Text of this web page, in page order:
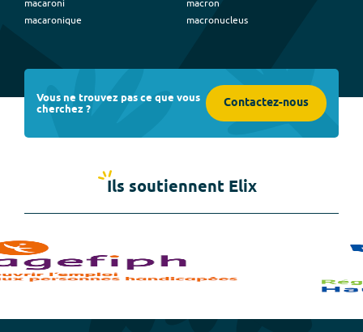
macaroni
macaronique
macron
macronucleus
Vous ne trouvez pas ce que vous
cherchez ? Contactez-nous
Ils soutiennent Elix